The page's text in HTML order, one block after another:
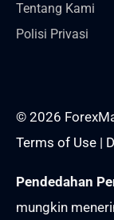
Tentang Kami
Polisi Privasi
© 2026
Terms of Use|
Pendedahan
mungkin